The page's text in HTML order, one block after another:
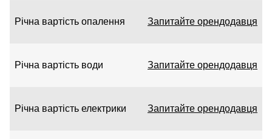
Річна вартість опалення Запитайте орендодавця
Річна вартість води Запитайте орендодавця
Річна вартість електрики Запитайте орендодавця